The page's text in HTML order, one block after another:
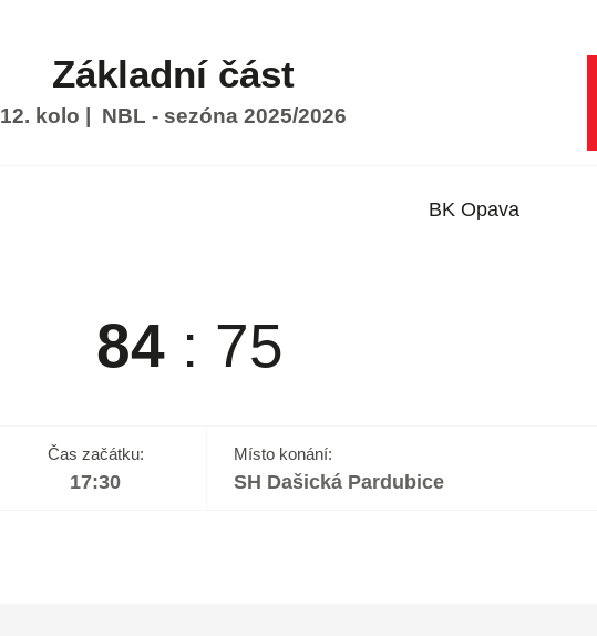
Základní část
12. kolo | NBL - sezóna 2025/2026
84 : 75
BK Opava
Čas začátku:
17:30
Místo konání:
SH Dašická Pardubice